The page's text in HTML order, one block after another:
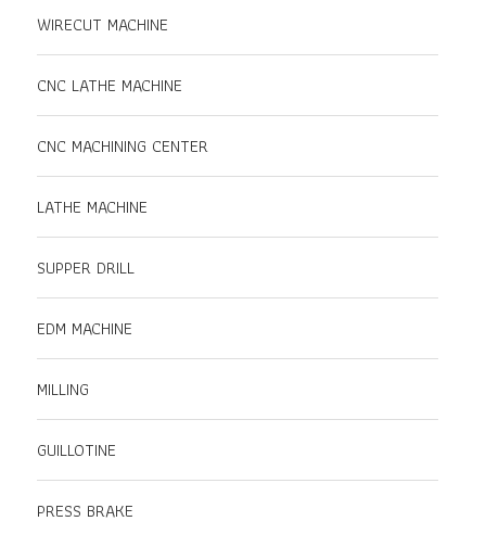
WIRECUT MACHINE
CNC LATHE MACHINE
CNC MACHINING CENTER
LATHE MACHINE
SUPPER DRILL
EDM MACHINE
MILLING
GUILLOTINE
PRESS BRAKE